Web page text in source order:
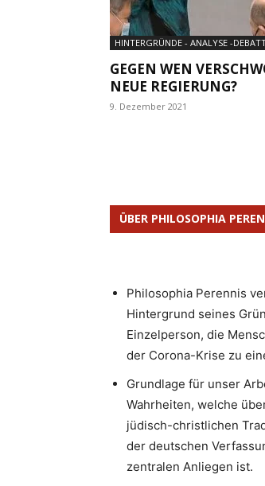
HINTERGRÜNDE - ANALYSE -
GEGEN WEN
NEUE REGIERUNG?
9. Dezember 2021
ÜBER PHILOSOPHIA
Philosophia Perennis
Hintergrund seines
Einzelperson, die
der Corona-Krise zu
Grundlage für unser
Wahrheiten, welche
jüdisch-christlichen
der deutschen
zentralen Anliegen ist.